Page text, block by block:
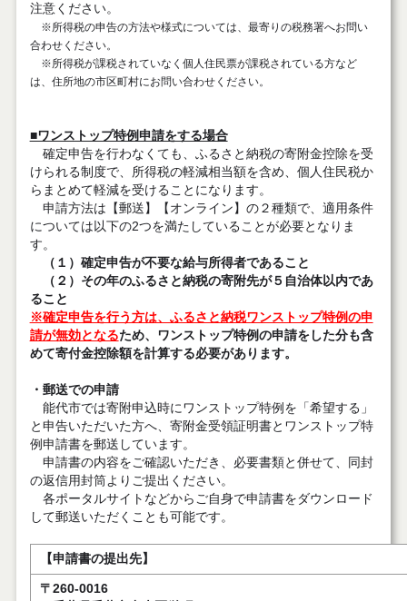
注意ください。
※所得税の申告の方法や様式については、最寄りの税務署へお問い
合わせください。
※所得税が課税されていなく個人住民票が課税されている方など
は、住所地の市区町村にお問い合わせください。
■ワンストップ特例申請をする場合
確定申告を行わなくても、ふるさと納税の寄附金控除を受
けられる制度で、所得税の軽減相当額を含め、個人住民税か
らまとめて軽減を受けることになります。
申請方法は【郵送】【オンライン】の２種類で、適用条件
については以下の2つを満たしていることが必要となりま
す。
（１）確定申告が不要な給与所得者であること
（２）その年のふるさと納税の寄附先が５自治体以内であ
ること
※確定申告を行う方は、ふるさと納税ワンストップ特例の申
請が無効となるため、ワンストップ特例の申請をした分も含
めて寄付金控除額を計算する必要があります。
・郵送での申請
能代市では寄附申込時にワンストップ特例を「希望する」
と申告いただいた方へ、寄附金受領証明書とワンストップ特
例申請書を郵送しています。
申請書の内容をご確認いただき、必要書類と併せて、同封
の返信用封筒よりご提出ください。
各ポータルサイトなどからご自身で申請書をダウンロード
して郵送いただくことも可能です。
【申請書の提出先】
〒260-0016